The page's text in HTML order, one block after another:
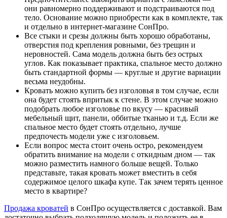
они равномерно поддерживают и подстраиваются под
тело. Основание можно приобрести как в комплекте, так
и отдельно в интернет-магазине СонПро.
Все стыки и срезы должны быть хорошо обработаны,
отверстия под крепления ровными, без трещин и
неровностей. Сама модель должна быть без острых
углов. Как показывает практика, спальное место должно
быть стандартной формы — круглые и другие вариации
весьма неудобны.
Кровать можно купить без изголовья в том случае, если
она будет стоять впритык к стене. В этом случае можно
подобрать любое изголовье по вкусу — красивый
мебельный щит, панели, оббитые тканью и т.д. Если же
спальное место будет стоять отдельно, лучше
предпочесть модели уже с изголовьем.
Если вопрос места стоит очень остро, рекомендуем
обратить внимание на модели с откидным дном — так
можно разместить намного больше вещей. Только
представьте, такая кровать может вместить в себя
содержимое целого шкафа купе. Так зачем терять ценное
место в квартире?
Продажа кроватей в СонПро осуществляется с доставкой. Вам